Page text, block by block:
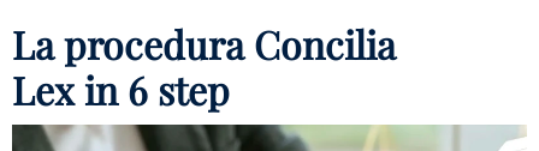
La procedura Concilia
Lex in 6 step